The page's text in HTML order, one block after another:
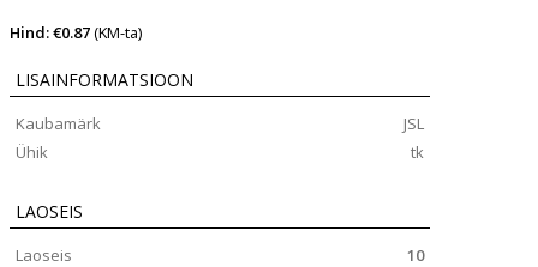
Hind: €0.87(KM-ta)
LISAINFORMATSIOON
Kaubamärk
JSL
Ühik
tk
LAOSEIS
Laoseis 10